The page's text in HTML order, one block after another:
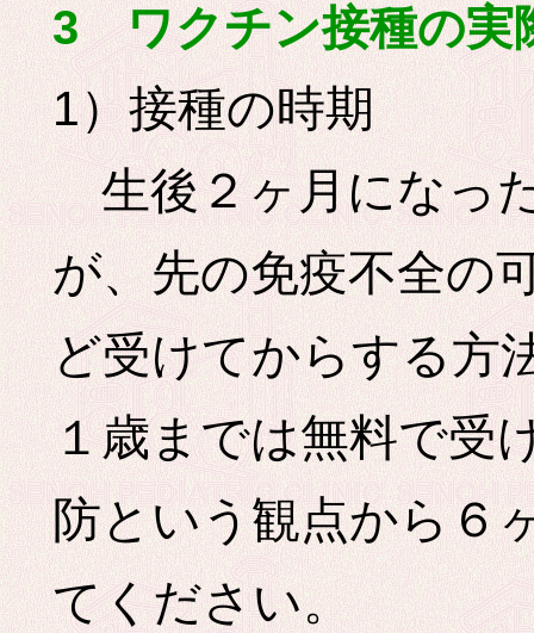
3 ワクチン接種の実
1）接種の時期
生後２ヶ月になっ
が、先の免疫不全の
ど受けてからする方
１歳までは無料で受
防という観点から６
てください。